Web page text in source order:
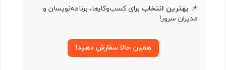
📌 بهترین انتخاب برای کسب‌وکارها، برنامه‌نویسان و
مدیران سرور!
همین حالا سفارش دهید!